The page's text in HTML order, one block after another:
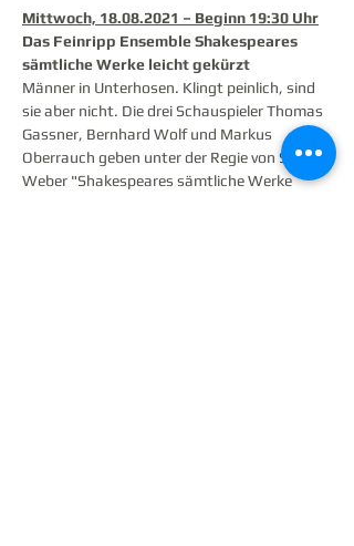
Mittwoch, 18.08.2021 – Beginn 19:30 Uhr
Das Feinripp Ensemble Shakespeares
sämtliche Werke leicht gekürzt
Männer in Unterhosen. Klingt peinlich, sind
sie aber nicht. Die drei Schauspieler Thomas
Gassner, Bernhard Wolf und Markus
Oberrauch geben unter der Regie von Susi
Weber "Shakespeares sämtliche Werke